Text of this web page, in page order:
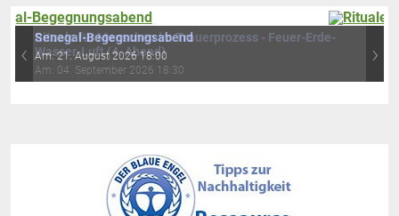
Rituale für Menschen im Trauerprozess - Feuer-Erde-
Wasser-Luft (4. Abend)
Am: 04. September 2026 18:30
‹ ›